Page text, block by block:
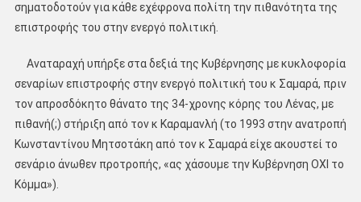
σηματοδοτούν για κάθε εχέφρονα πολίτη την πιθανότητα της
επιστροφής του στην ενεργό πολιτική.
Αναταραχή υπήρξε στα δεξιά της Κυβέρνησης με κυκλοφορία
σεναρίων επιστροφής στην ενεργό πολιτική του κ Σαμαρά, πριν
τον απροσδόκητο θάνατο της 34-χρονης κόρης του Λένας, με
πιθανή(;) στήριξη από τον κ Καραμανλή (το 1993 στην ανατροπή
Κωνσταντίνου Μητσοτάκη από τον κ Σαμαρά είχε ακουστεί το
σενάριο άνωθεν προτροπής, «ας χάσουμε την Κυβέρνηση ΟΧΙ το
Κόμμα»).